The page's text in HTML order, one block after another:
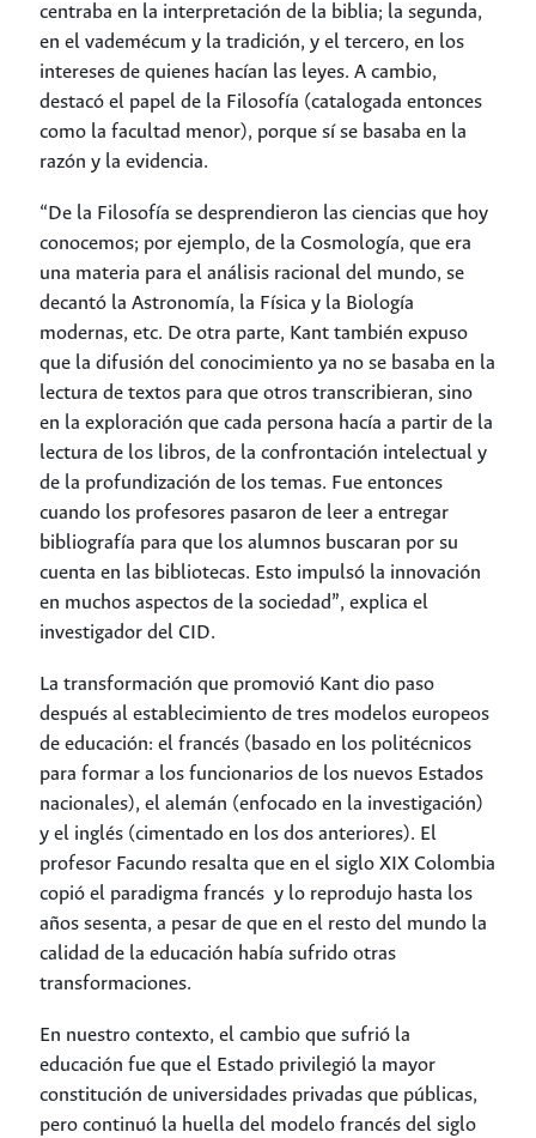
centraba en la interpretación de la biblia; la segunda,
en el vademécum y la tradición, y el tercero, en los
intereses de quienes hacían las leyes. A cambio,
destacó el papel de la Filosofía (catalogada entonces
como la facultad menor), porque sí se basaba en la
razón y la evidencia.
“De la Filosofía se desprendieron las ciencias que hoy
conocemos; por ejemplo, de la Cosmología, que era
una materia para el análisis racional del mundo, se
decantó la Astronomía, la Física y la Biología
modernas, etc. De otra parte, Kant también expuso
que la difusión del conocimiento ya no se basaba en la
lectura de textos para que otros transcribieran, sino
en la exploración que cada persona hacía a partir de la
lectura de los libros, de la confrontación intelectual y
de la profundización de los temas. Fue entonces
cuando los profesores pasaron de leer a entregar
bibliografía para que los alumnos buscaran por su
cuenta en las bibliotecas. Esto impulsó la innovación
en muchos aspectos de la sociedad”, explica el
investigador del CID.
La transformación que promovió Kant dio paso
después al establecimiento de tres modelos europeos
de educación: el francés (basado en los politécnicos
para formar a los funcionarios de los nuevos Estados
nacionales), el alemán (enfocado en la investigación)
y el inglés (cimentado en los dos anteriores). El
profesor Facundo resalta que en el siglo XIX Colombia
copió el paradigma francés y lo reprodujo hasta los
años sesenta, a pesar de que en el resto del mundo la
calidad de la educación había sufrido otras
transformaciones.
En nuestro contexto, el cambio que sufrió la
educación fue que el Estado privilegió la mayor
constitución de universidades privadas que públicas,
pero continuó la huella del modelo francés del siglo